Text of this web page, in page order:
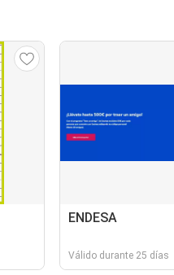
ENDESA
Válido durante 25 días